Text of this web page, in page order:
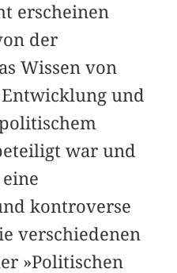
erscheinen
der
Wissen von
und
war und
kontroverse
verschiedenen
»Politischen